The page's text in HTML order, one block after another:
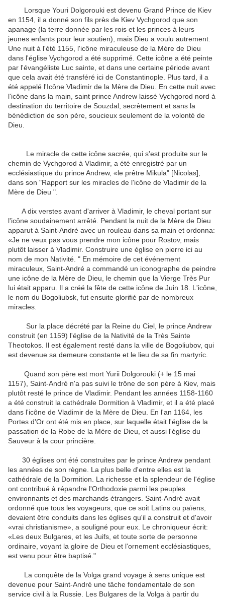
Lorsque Youri Dolgorouki est devenu Grand Prince de Kiev
en 1154, il a donné son fils près de Kiev Vychgorod que son
apanage (la terre donnée par les rois et les princes à leurs
jeunes enfants pour leur soutien), mais Dieu a voulu autrement.
Une nuit à l'été 1155, l'icône miraculeuse de la Mère de Dieu
dans l'église Vychgorod a été supprimé. Cette icône a été peinte
par l'évangéliste Luc sainte, et dans une certaine période avant
que cela avait été transféré ici de Constantinople. Plus tard, il a
été appelé l'Icône Vladimir de la Mère de Dieu. En cette nuit avec
l'icône dans la main, saint prince Andrew laissé Vychgorod nord à
destination du territoire de Souzdal, secrètement et sans la
bénédiction de son père, soucieux seulement de la volonté de
Dieu.
Le miracle de cette icône sacrée, qui s'est produite sur le
chemin de Vychgorod à Vladimir, a été enregistré par un
ecclésiastique du prince Andrew, «le prêtre Mikula" [Nicolas],
dans son "Rapport sur les miracles de l'icône de Vladimir de la
Mère de Dieu ".
A dix verstes avant d'arriver à Vladimir, le cheval portant sur
l'icône soudainement arrêté. Pendant la nuit de la Mère de Dieu
apparut à Saint-André avec un rouleau dans sa main et ordonna:
«Je ne veux pas vous prendre mon icône pour Rostov, mais
plutôt laisser à Vladimir. Construire une église en pierre ici au
nom de mon Nativité. " En mémoire de cet événement
miraculeux, Saint-André a commandé un iconographe de peindre
une icône de la Mère de Dieu, le chemin que la Vierge Très Pur
lui était apparu. Il a créé la fête de cette icône de Juin 18. L'icône,
le nom du Bogoliubsk, fut ensuite glorifié par de nombreux
miracles.
Sur la place décrété par la Reine du Ciel, le prince Andrew
construit (en 1159) l'église de la Nativité de la Très Sainte
Theotokos. Il est également resté dans la ville de Bogoliubov, qui
est devenue sa demeure constante et le lieu de sa fin martyric.
Quand son père est mort Yurii Dolgorouki (+ le 15 mai
1157), Saint-André n'a pas suivi le trône de son père à Kiev, mais
plutôt resté le prince de Vladimir. Pendant les années 1158-1160
a été construit la cathédrale Dormition à Vladimir, et il a été placé
dans l'icône de Vladimir de la Mère de Dieu. En l'an 1164, les
Portes d'Or ont été mis en place, sur laquelle était l'église de la
passation de la Robe de la Mère de Dieu, et aussi l'église du
Sauveur à la cour princière.
30 églises ont été construites par le prince Andrew pendant
les années de son règne. La plus belle d'entre elles est la
cathédrale de la Dormition. La richesse et la splendeur de l'église
ont contribué à répandre l'Orthodoxie parmi les peuples
environnants et des marchands étrangers. Saint-André avait
ordonné que tous les voyageurs, que ce soit Latins ou païens,
devaient être conduits dans les églises qu'il a construit et d'avoir
«vrai christianisme», a souligné pour eux. Le chroniqueur écrit:
«Les deux Bulgares, et les Juifs, et toute sorte de personne
ordinaire, voyant la gloire de Dieu et l'ornement ecclésiastiques,
est venu pour être baptisé."
La conquête de la Volga grand voyage à sens unique est
devenue pour Saint-André une tâche fondamentale de son
service civil à la Russie. Les Bulgares de la Volga à partir du